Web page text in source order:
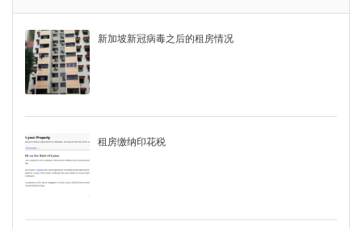
新加坡新冠病毒之后的租房情况
租房缴纳印花税